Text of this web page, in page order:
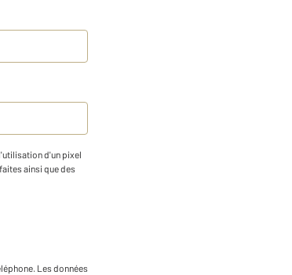
d'un pixel
ainsi que des
. Les données